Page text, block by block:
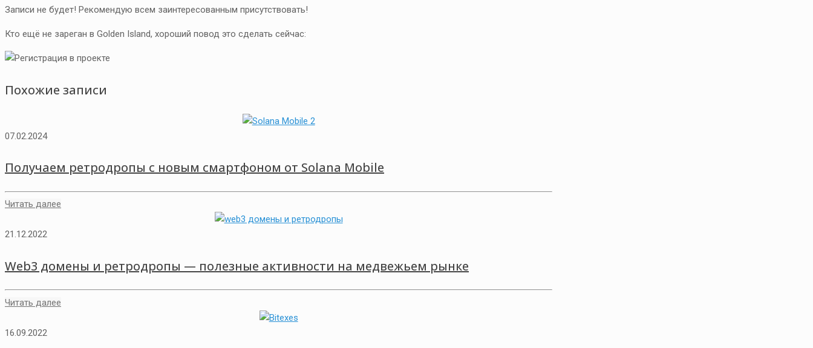
Записи не будет! Рекомендую всем заинтересованным присутствовать!
Кто ещё не зареган в Golden Island, хороший повод это сделать сейчас:
Похожие записи
07.02.2024
Получаем ретродропы с новым смартфоном от Solana Mobile
Читать далее
21.12.2022
Web3 домены и ретродропы — полезные активности на медвежьем рынке
Читать далее
16.09.2022